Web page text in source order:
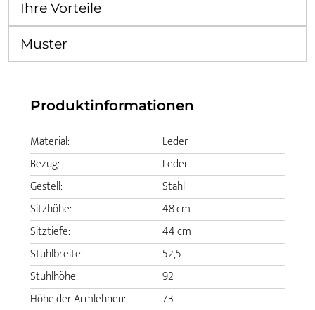
Ihre Vorteile
Muster
Produktinformationen
Material:
Leder
Bezug:
Leder
Gestell:
Stahl
Sitzhöhe:
48 cm
Sitztiefe:
44 cm
Stuhlbreite:
52,5
Stuhlhöhe:
92
Höhe der Armlehnen:
73